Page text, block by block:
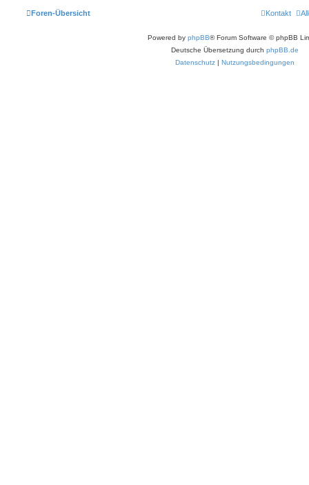
Foren-Übersicht Kontakt
Powered by phpBB® Forum Software © phpBB
Deutsche Übersetzung durch phpBB.de
Datenschutz | Nutzungsbedingungen